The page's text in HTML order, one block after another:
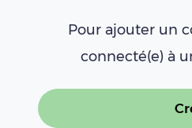
Pour ajouter un
connecté(e) à